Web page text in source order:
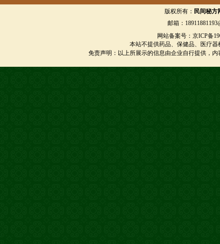
版权所有： 民间秘方
邮箱：
网站备案号：京ICP备
本站不提供药品、保健品、医疗
免责声明：以上所展示的信息由企业自行提供，